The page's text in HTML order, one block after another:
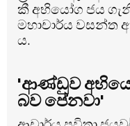
කී අභියෝග ජය
මහාචාර්ය වසන්ත
ය.
'ආණ්ඩුව
බව පේනවා'